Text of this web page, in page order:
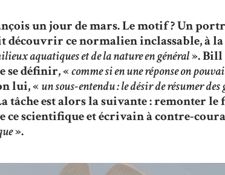
un jour de mars. Le motif ? Un
découvrir ce normalien inclassable, à
aquatiques et de la nature en général». Bill
se définir, «comme si en une réponse on
lui, « un sous-entendu : le désir de résumer
tâche est alors la suivante : remonter
ce scientifique et écrivain à contre-
».